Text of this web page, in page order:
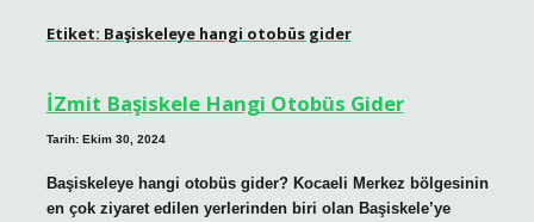
Etiket: Başiskeleye hangi otobüs gider
İZmit Başiskele Hangi Otobüs Gider
Tarih: Ekim 30, 2024
Başiskeleye hangi otobüs gider? Kocaeli Merkez bölgesinin
en çok ziyaret edilen yerlerinden biri olan Başiskele’ye